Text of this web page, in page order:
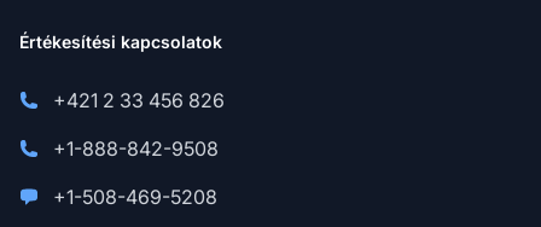
Értékesítési kapcsolatok
+421 2 33 456 826
+1-888-842-9508
+1-508-469-5208